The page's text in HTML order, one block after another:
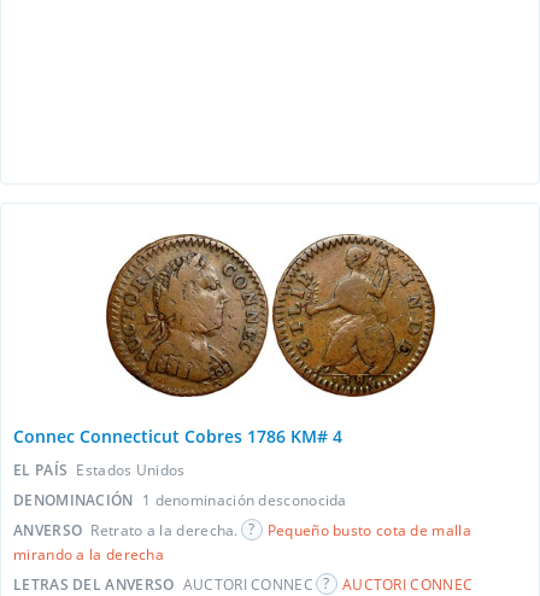
Connec Connecticut Cobres 1786 KM# 4
EL PAÍS Estados Unidos
DENOMINACIÓN 1 denominación desconocida
ANVERSO Retrato a la derecha.
Pequeño busto cota de malla
mirando a la derecha
LETRAS DEL ANVERSO AUCTORI CONNEC
AUCTORI CONNEC